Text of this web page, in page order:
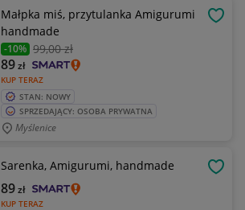
Małpka miś, przytulanka Amigurumi
handmade
-10% 99,00 zł
KUP TERAZ
89zł
STAN: NOWY
SPRZEDAJĄCY: OSOBA PRYWATNA
Myślenice
Sarenka, Amigurumi, handmade
KUP TERAZ
89zł